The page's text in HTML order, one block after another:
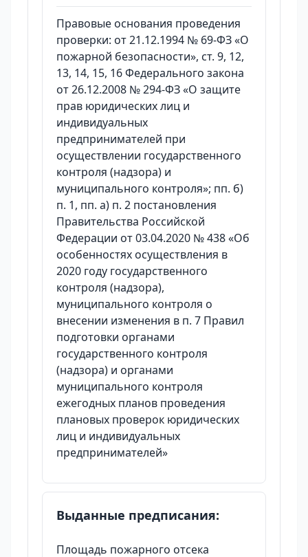
Правовые основания проведения
проверки: от 21.12.1994 № 69-ФЗ «О
пожарной безопасности», ст. 9, 12,
13, 14, 15, 16 Федерального закона
от 26.12.2008 № 294-ФЗ «О защите
прав юридических лиц и
индивидуальных
предпринимателей при
осуществлении государственного
контроля (надзора) и
муниципального контроля»; пп. б)
п. 1, пп. а) п. 2 постановления
Правительства Российской
Федерации от 03.04.2020 № 438 «Об
особенностях осуществления в
2020 году государственного
контроля (надзора),
муниципального контроля о
внесении изменения в п. 7 Правил
подготовки органами
государственного контроля
(надзора) и органами
муниципального контроля
ежегодных планов проведения
плановых проверок юридических
лиц и индивидуальных
предпринимателей»
Выданные предписания:
Площадь пожарного отсека